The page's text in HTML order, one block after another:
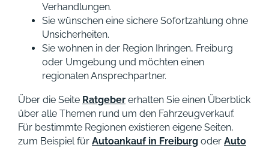
Verhandlungen.
Sie wünschen eine sichere Sofortzahlung ohne
Unsicherheiten.
Sie wohnen in der Region Ihringen, Freiburg
oder Umgebung und möchten einen
regionalen Ansprechpartner.
Über die Seite Ratgeber erhalten Sie einen Überblick
über alle Themen rund um den Fahrzeugverkauf.
Für bestimmte Regionen existieren eigene Seiten,
zum Beispiel für Autoankauf in Freiburg oder Auto